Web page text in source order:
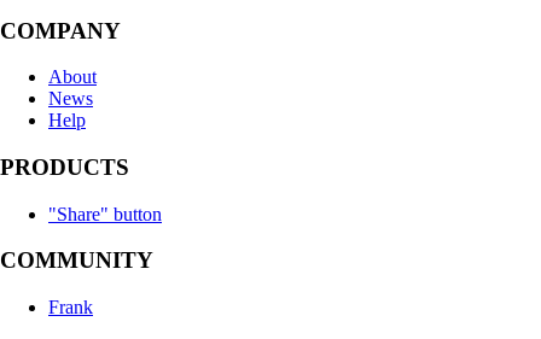
COMPANY
About
News
Help
PRODUCTS
"Share" button
COMMUNITY
Frank